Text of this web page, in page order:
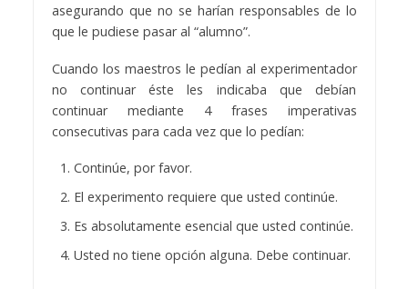
asegurando que no se harían responsables de lo
que le pudiese pasar al “alumno”.
Cuando los maestros le pedían al experimentador
no continuar éste les indicaba que debían
continuar mediante 4 frases imperativas
consecutivas para cada vez que lo pedían:
Continúe, por favor.
El experimento requiere que usted continúe.
Es absolutamente esencial que usted continúe.
Usted no tiene opción alguna. Debe continuar.